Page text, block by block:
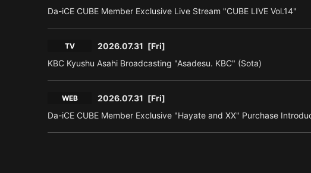
Da-iCE CUBE Member Exclusive Live Stream "CUBE LIVE Vol.14"
TV 2026.07.31 [Fri]
KBC Kyushu Asahi Broadcasting "Asadesu. KBC" (Sota)
WEB 2026.07.31 [Fri]
Da-iCE CUBE Member Exclusive "Hayate and XX" Purchase